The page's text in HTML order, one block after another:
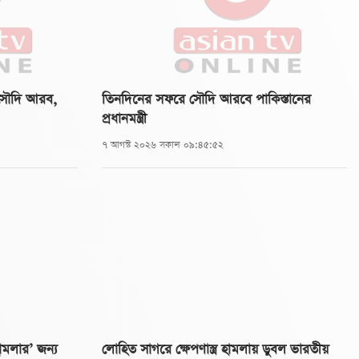
আরব,
তিনদিনের সফরে সৌদি আরবে পাকিস্তানের
প্রধানমন্ত্রী
৭ আগস্ট ২০২৬ সকাল ০৯:৪৫:৫২
জন্য
লোহিত সাগরে ক্ষেপণাস্ত্র হামলায় ডুবল ভারতীয়